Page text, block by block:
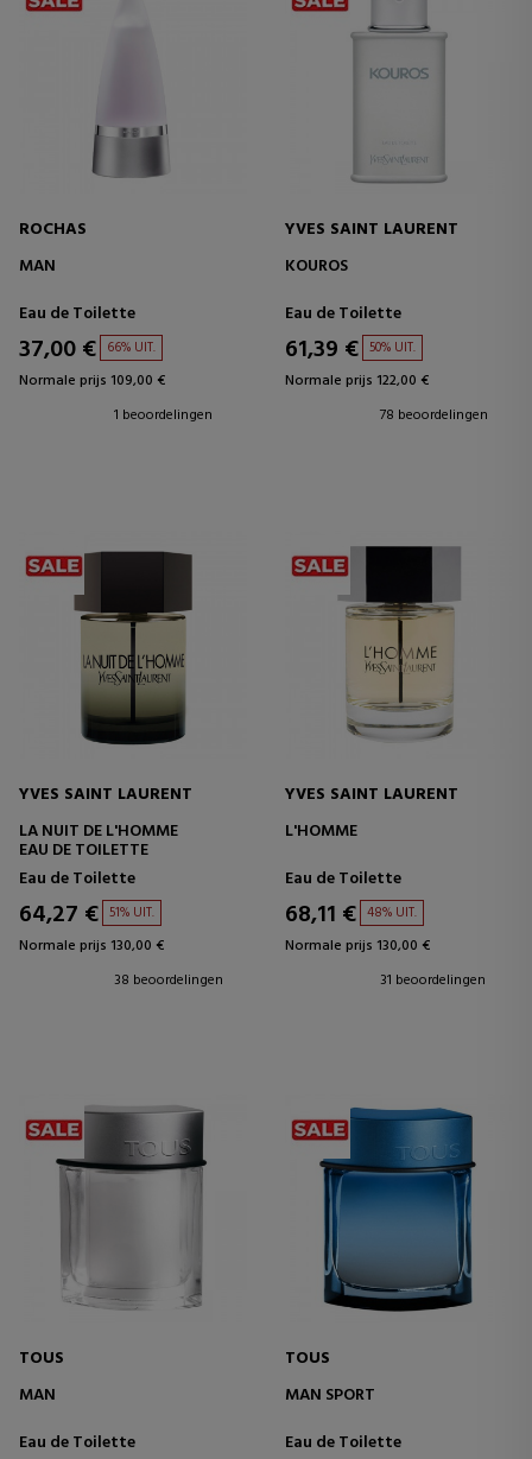
ROCHAS
MAN
Eau de Toilette
37,00 € 66% UIT.
Normale prijs 109,00 €
1 beoordelingen
YVES SAINT LAURENT
KOUROS
Eau de Toilette
61,39 € 50% UIT.
Normale prijs 122,00 €
78 beoordelingen
YVES SAINT LAURENT
LA NUIT DE L'HOMME
EAU DE TOILETTE
Eau de Toilette
64,27 € 51% UIT.
Normale prijs 130,00 €
38 beoordelingen
YVES SAINT LAURENT
L'HOMME
Eau de Toilette
68,11 € 48% UIT.
Normale prijs 130,00 €
31 beoordelingen
TOUS
MAN
Eau de Toilette
TOUS
MAN SPORT
Eau de Toilette